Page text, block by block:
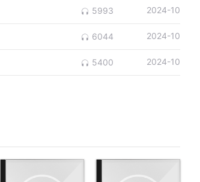
5993 2024-10
6044 2024-10
5400 2024-10